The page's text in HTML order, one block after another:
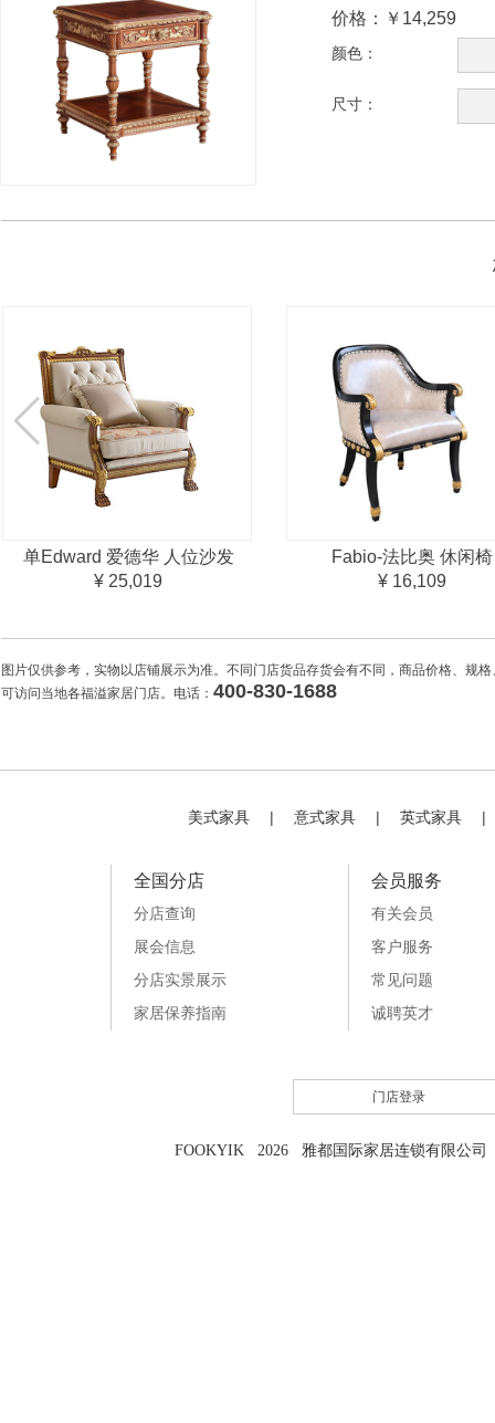
价格： ￥14,259
颜色：
尺寸：
单Edward 爱德华 人位沙发
¥ 25,019
Fabio-法比奥 休闲椅
¥ 16,109
图片仅供参考，实物以店铺展示为准。不同门店货品存货会有不同，商品价格、规
可访问当地各福溢家居门店。电话： 400-830-1688
美式家具 | 意式家具 | 英式家具 |
全国分店
分店查询
展会信息
分店实景展示
家居保养指南
会员服务
有关会员
客户服务
常见问题
诚聘英才
门店登录
FOOKYIK 2026 雅都国际家居连锁有限公司